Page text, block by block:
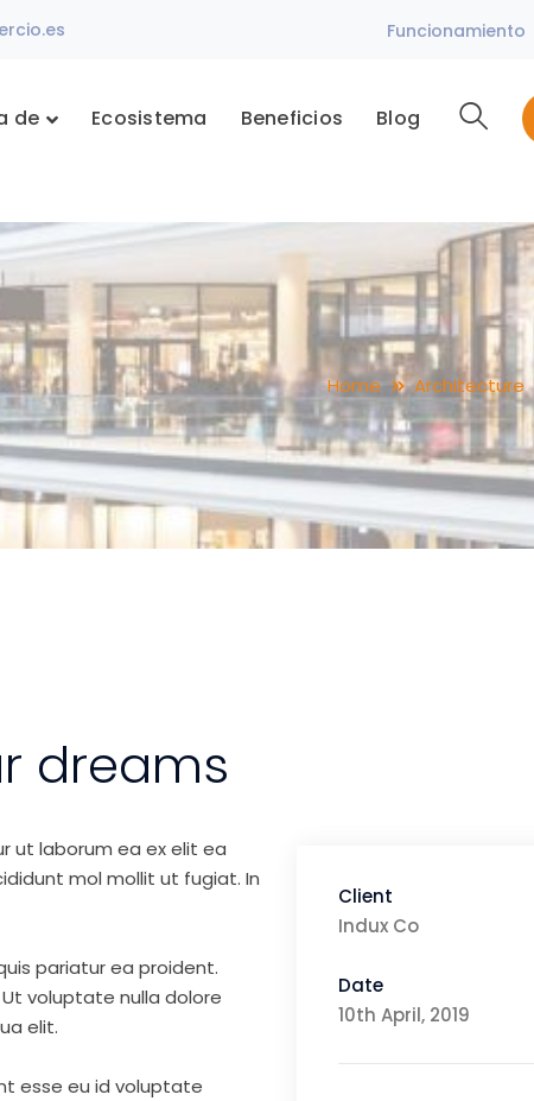
Funcionamiento
de Ecosistema Beneficios Blog
Home Architecture
dreams
ut laborum ea ex elit ea
mol mollit ut fugiat. In
pariatur ea proident.
voluptate nulla dolore
elit.
esse eu id voluptate
Client
Indux Co
Date
10th April, 2019